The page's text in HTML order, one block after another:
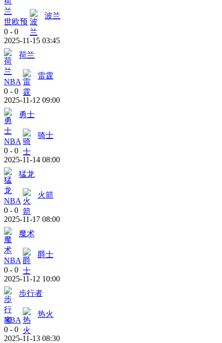
世欧预
波兰
0 - 0
2025-11-15 03:45
荷兰
NBA
雷霆
0 - 0
2025-11-12 09:00
勇士
NBA
骑士
0 - 0
2025-11-14 08:00
猛龙
NBA
火箭
0 - 0
2025-11-17 08:00
魔术
NBA
爵士
0 - 0
2025-11-12 10:00
步行者
NBA
热火
0 - 0
2025-11-13 08:30